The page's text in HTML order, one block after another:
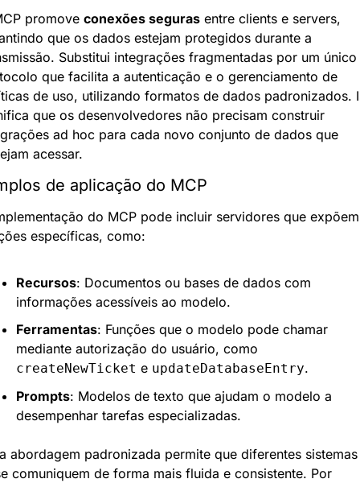
promove conexões seguras entre clients e servers,
que os dados estejam protegidos durante a
Substitui integrações fragmentadas por um único
que facilita a autenticação e o gerenciamento de
de uso, utilizando formatos de dados padronizados.
que os desenvolvedores não precisam construir
ad hoc para cada novo conjunto de dados que
acessar.
de aplicação do MCP
do MCP pode incluir servidores que expõem
específicas, como:
Recursos: Documentos ou bases de dados com
informações acessíveis ao modelo.
Ferramentas: Funções que o modelo pode chamar
createNewTicket e updateDatabaseEntry.
Prompts: Modelos de texto que ajudam o modelo a
desempenhar tarefas especializadas.
abordagem padronizada permite que diferentes
comuniquem de forma mais fluida e consistente. Por